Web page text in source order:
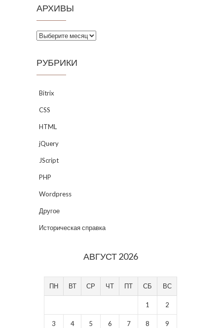
АРХИВЫ
Архивы
РУБРИКИ
Bitrix
CSS
HTML
jQuery
JScript
PHP
Wordpress
Другое
Историческая справка
АВГУСТ 2026
ПН ВТ СР ЧТ ПТ СБ ВС
1 2
3 4 5 6 7 8 9